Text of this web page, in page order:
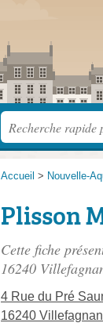
Accueil > Nouvelle-
Plisson
Cette fiche
16240
4 Rue du Pré
16240 Villefagnan